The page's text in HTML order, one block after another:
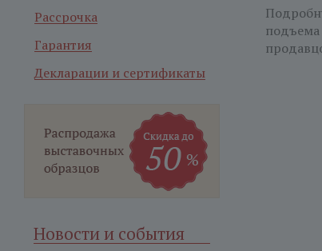
подъема
Рассрочка
Гарантия
Декларации и сертификаты
Новости и события